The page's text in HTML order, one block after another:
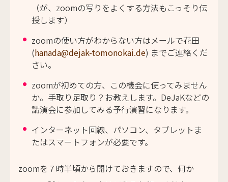
（が、zoomの写りをよくする方法もこっそり伝
授します）
zoomの使い方がわからない方はメールで花田
(hanada@dejak-tomonokai.de) までご連絡くだ
さい。
zoomが初めての方、この機会に使ってみません
か。手取り足取り？お教えします。DeJaKなどの
講演会に参加してみる予行演習になります。
インターネット回線、パソコン、タブレットま
たはスマートフォンが必要です。
zoomを７時半頃から開けておきますので、何か